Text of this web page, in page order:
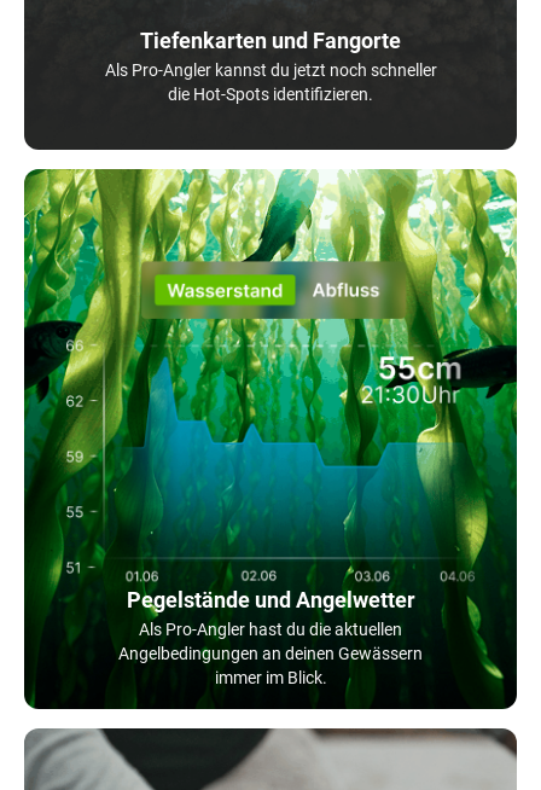
Tiefenkarten und Fangorte
Als Pro-Angler kannst du jetzt noch schneller
die Hot-Spots identifizieren.
Pegelstände und Angelwetter
Als Pro-Angler hast du die aktuellen
Angelbedingungen an deinen Gewässern
immer im Blick.